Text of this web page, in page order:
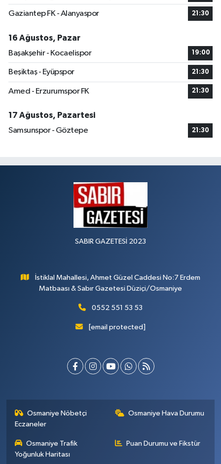
Gaziantep FK - Alanyaspor 21:30
16 Ağustos, Pazar
Başakşehir - Kocaelispor
19:00
Beşiktaş - Eyüpspor 21:30
Amed - Erzurumspor FK 21:30
17 Ağustos, Pazartesi
Samsunspor - Göztepe
21:30
SABIR GAZETESİ 2023
İstiklal Mahallesi, Ahmet Güzel Caddesi No:7 Erdem
Matbaası & Sabır Gazetesi Düziçi/Osmaniye
0552 551 53 53
[email protected]
Osmaniye Nöbetçi
Eczaneler
Osmaniye Hava Durumu
Osmaniye Trafik
Yoğunluk Haritası
Puan Durumu ve Fikstür